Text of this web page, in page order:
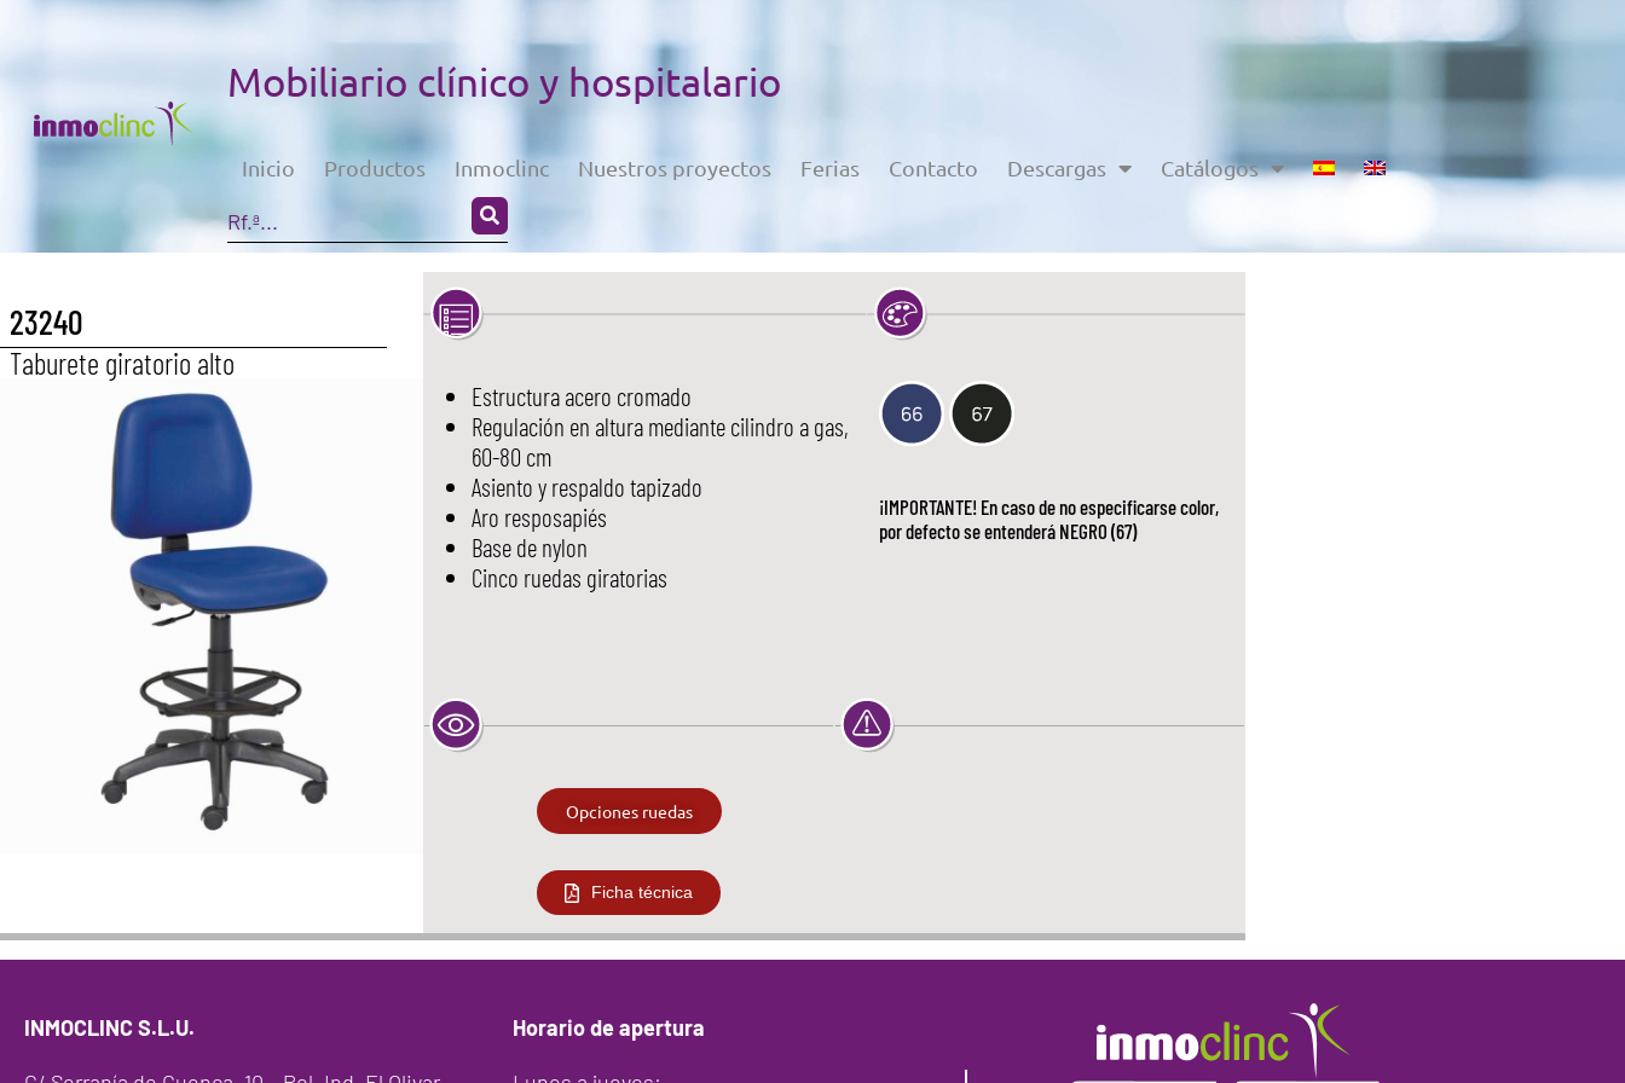
Mobiliario clínico y hospitalario
Inicio Productos Inmoclinc Nuestros proyectos Ferias Contacto Descargas Catálogos
23240
Taburete giratorio alto
Estructura acero cromado
Regulación en altura mediante cilindro a gas,
60-80 cm
Asiento y respaldo tapizado
Aro resposapiés
Base de nylon
Cinco ruedas giratorias
¡IMPORTANTE! En caso de no especificarse color,
por defecto se entenderá NEGRO (67)
Opciones ruedas
Ficha técnica
INMOCLINC S.L.U. Horario de apertura